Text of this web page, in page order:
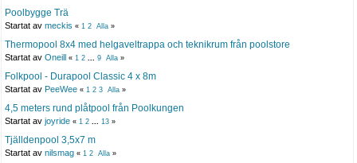
Poolbygge Trä
Startat av meckis « 1 2 Alla »
Thermopool 8x4 med helgaveltrappa och teknikrum från poolstore
Startat av Oneill « 1 2 ... 9 Alla »
Folkpool - Durapool Classic 4 x 8m
Startat av PeeWee « 1 2 3 Alla »
4,5 meters rund plåtpool från Poolkungen
Startat av joyride « 1 2 ... 13 »
Tjälldenpool 3,5x7 m
Startat av nilsmag « 1 2 Alla »